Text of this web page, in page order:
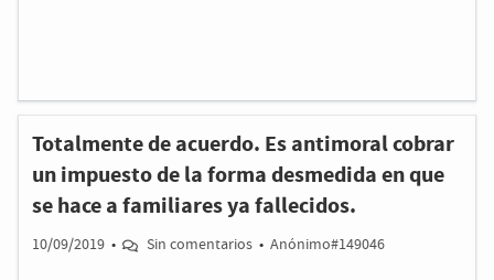
Totalmente de acuerdo. Es antimoral cobrar
un impuesto de la forma desmedida en que
se hace a familiares ya fallecidos.
10/09/2019 • Sin comentarios • Anónimo#149046